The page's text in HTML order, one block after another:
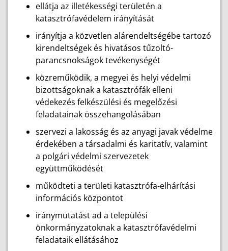
ellátja az illetékességi területén a
katasztrófavédelem irányítását
irányítja a közvetlen alárendeltségébe tartozó
kirendeltségek és hivatásos tűzoltó-
parancsnokságok tevékenységét
közreműködik, a megyei és helyi védelmi
bizottságoknak a katasztrófák elleni
védekezés felkészülési és megelőzési
feladatainak összehangolásában
szervezi a lakosság és az anyagi javak védelme
érdekében a társadalmi és karitatív, valamint
a polgári védelmi szervezetek
együttműködését
működteti a területi katasztrófa-elhárítási
információs központot
iránymutatást ad a települési
önkormányzatoknak a katasztrófavédelmi
feladataik ellátásához